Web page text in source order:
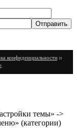
конфиденциальностии
темы» ->
(категории)